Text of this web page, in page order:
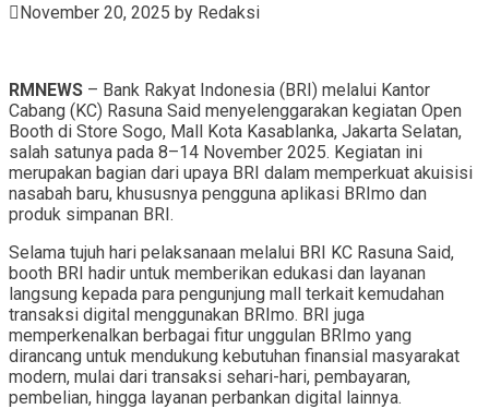
November 20, 2025 by Redaksi
RMNEWS – Bank Rakyat Indonesia (BRI) melalui Kantor
Cabang (KC) Rasuna Said menyelenggarakan kegiatan Open
Booth di Store Sogo, Mall Kota Kasablanka, Jakarta Selatan,
salah satunya pada 8–14 November 2025. Kegiatan ini
merupakan bagian dari upaya BRI dalam memperkuat akuisisi
nasabah baru, khususnya pengguna aplikasi BRImo dan
produk simpanan BRI.
Selama tujuh hari pelaksanaan melalui BRI KC Rasuna Said,
booth BRI hadir untuk memberikan edukasi dan layanan
langsung kepada para pengunjung mall terkait kemudahan
transaksi digital menggunakan BRImo. BRI juga
memperkenalkan berbagai fitur unggulan BRImo yang
dirancang untuk mendukung kebutuhan finansial masyarakat
modern, mulai dari transaksi sehari-hari, pembayaran,
pembelian, hingga layanan perbankan digital lainnya.